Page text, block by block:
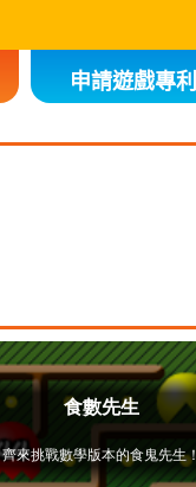
申請遊戲專